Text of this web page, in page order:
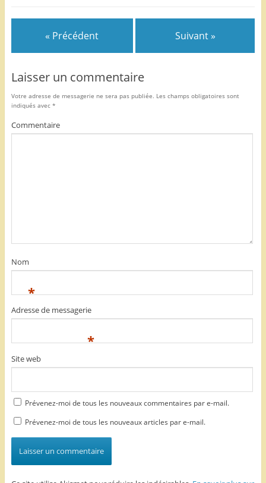
o
« Précédent Suivant »
Laisser un commentaire
Votre adresse de messagerie ne sera pas publiée. Les champs obligatoires sont
indiqués avec *
Commentaire
Nom
*
Adresse de messagerie
*
Site web
Prévenez-moi de tous les nouveaux commentaires par e-mail.
Prévenez-moi de tous les nouveaux articles par e-mail.